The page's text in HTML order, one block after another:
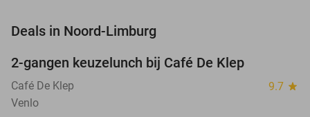
Deals in Noord-Limburg
NEW
TODAY
2-gangen keuzelunch bij Café De Klep
Café De Klep 9.7 star
Venlo